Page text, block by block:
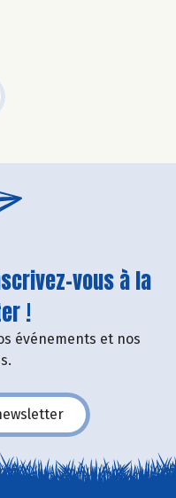
vous à la
!
événements et nos